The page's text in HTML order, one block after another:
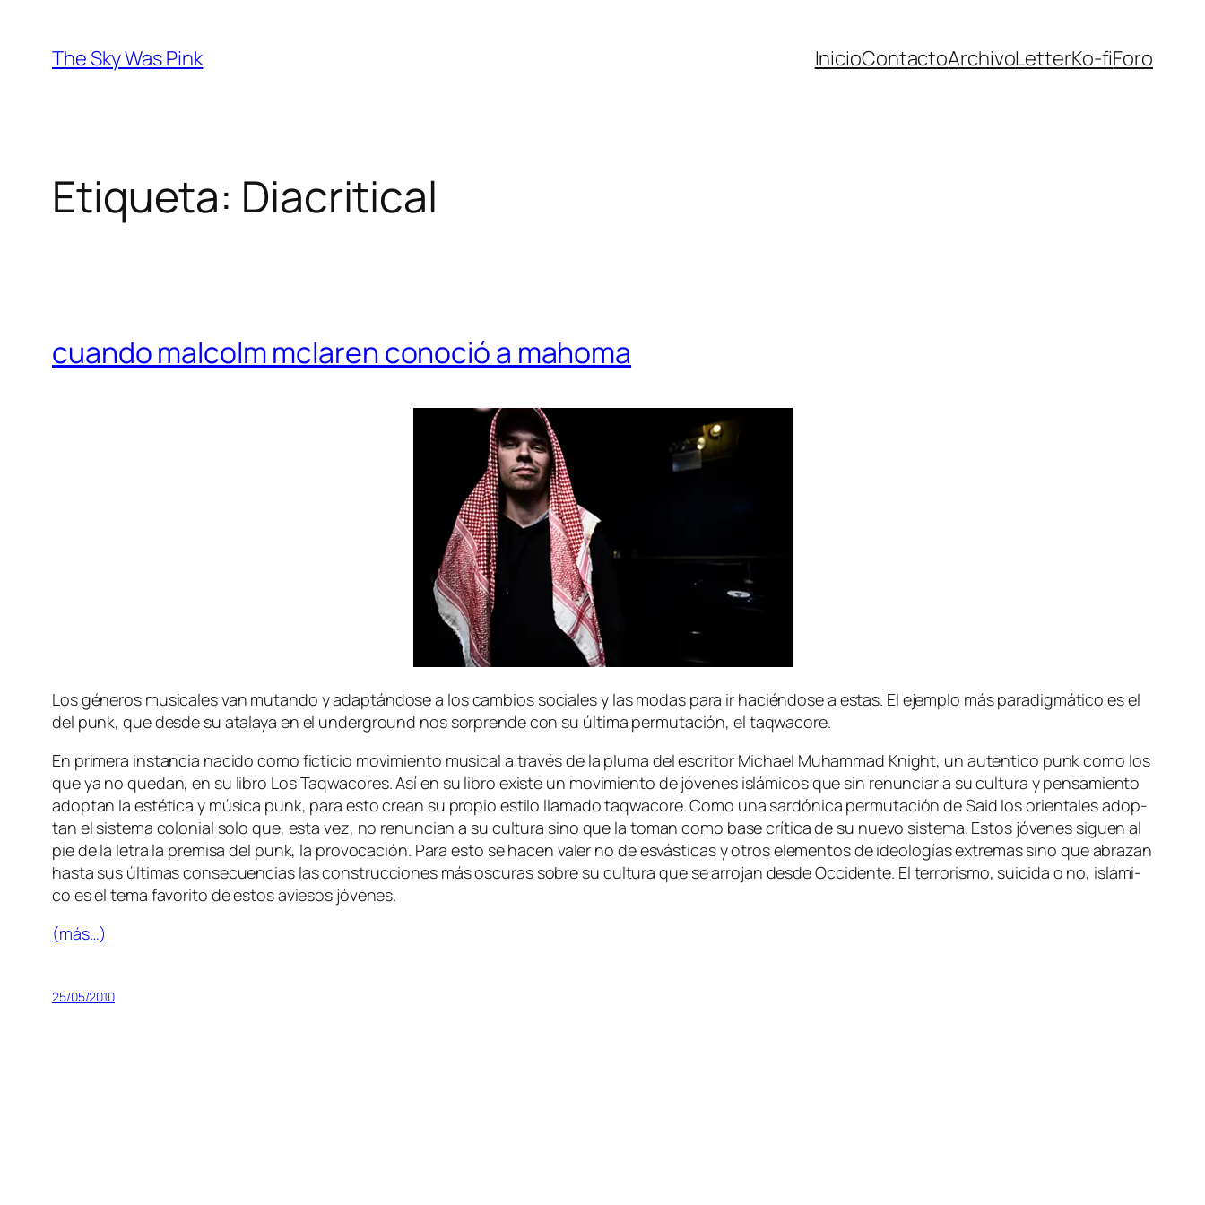
contenido
The Sky Was Pink InicioContactoArchivoLetterKo-fiForo
Etiqueta: Diacritical
cuando malcolm mclaren conoció a mahoma
Los gé­ne­ros mu­si­ca­les van mu­tan­do y adap­tán­do­se a los cam­bios so­cia­les y las mo­das pa­ra ir ha­cién­do­se a es­tas. El ejem­plo más pa­ra­dig­má­ti­co es el
del punk, que des­de su ata­la­ya en el un­der­ground nos sor­pren­de con su úl­ti­ma per­mu­ta­ción, el taqwacore.
En pri­me­ra ins­tan­cia na­ci­do co­mo fic­ti­cio mo­vi­mien­to mu­si­cal a tra­vés de la plu­ma del es­cri­tor Michael Muhammad Knight, un au­ten­ti­co punk co­mo los
que ya no que­dan, en su li­bro Los Taqwacores. Así en su li­bro exis­te un mo­vi­mien­to de jó­ve­nes is­lá­mi­cos que sin re­nun­ciar a su cul­tu­ra y pen­sa­mien­to
adop­tan la es­té­ti­ca y mú­si­ca punk, pa­ra es­to crean su pro­pio es­ti­lo lla­ma­do taq­wa­co­re. Como una sar­dó­ni­ca per­mu­ta­ción de Said los orien­ta­les adop­
tan el sis­te­ma co­lo­nial so­lo que, es­ta vez, no re­nun­cian a su cul­tu­ra sino que la to­man co­mo ba­se crí­ti­ca de su nue­vo sis­te­ma. Estos jó­ve­nes si­guen al
pie de la le­tra la pre­mi­sa del punk, la pro­vo­ca­ción. Para es­to se ha­cen va­ler no de es­vás­ti­cas y otros ele­men­tos de ideo­lo­gías ex­tre­mas sino que abra­zan
has­ta sus úl­ti­mas con­se­cuen­cias las cons­truc­cio­nes más os­cu­ras so­bre su cul­tu­ra que se arro­jan des­de Occidente. El te­rro­ris­mo, sui­ci­da o no, is­lá­mi­
co es el te­ma fa­vo­ri­to de es­tos avie­sos jóvenes.
(más…)
25/05/2010